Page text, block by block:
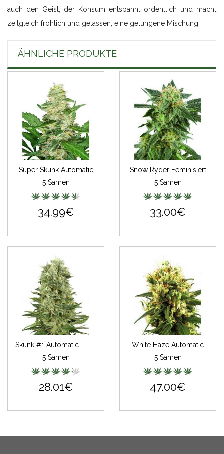
auch den Geist; der Konsum entspannt ordentlich und macht
zeitgleich fröhlich und gelassen, eine gelungene Mischung.
ÄHNLICHE PRODUKTE
Super Skunk Automatic
5 Samen
34.99€
Snow Ryder Feminisiert
5 Samen
33.00€
5 Samen
28.01€
White Haze Automatic
5 Samen
47.00€